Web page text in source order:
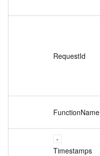
RequestId
FunctionName
Timestamps